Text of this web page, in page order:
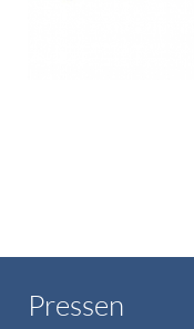
Pressen